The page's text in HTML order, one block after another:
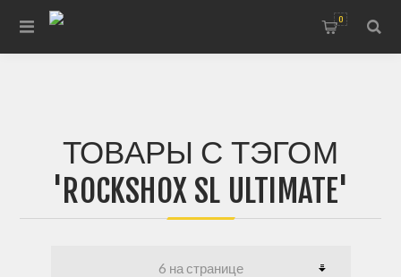
0
ТОВАРЫ С ТЭГОМ
'ROCKSHOX SL ULTIMATE'